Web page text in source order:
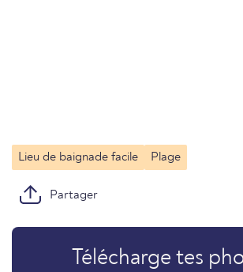
Lieu de baignade facile Plage
Partager
Télécharge tes